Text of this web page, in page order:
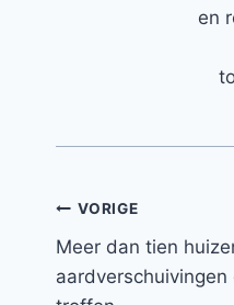
en
Bericht
navigatie
VORIGE
Meer dan tien